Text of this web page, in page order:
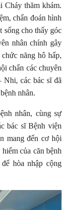
Cháy thăm khám.
chẩn đoán hình
cho thấy góc
nhân chính gây
năng hô hấp,
chẩn các chuyên
các bác sĩ đã
nhân.
nhân, cùng sự
bác sĩ Bệnh viện
mang đến cơ hội
của căn bệnh
hòa nhập cộng